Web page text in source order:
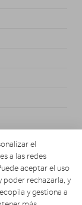
el
a las redes
aceptar el uso
poder rechazarla, y
y gestiona a